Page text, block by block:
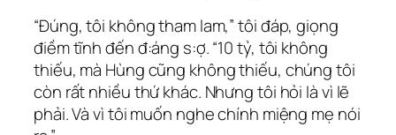
“Đúng, tôi không tham lam,” tôi đáp, giọng
điềm tĩnh đến đ:áng s:ợ. “10 tỷ, tôi không
thiếu, mà Hùng cũng không thiếu, chúng tôi
còn rất nhiều thứ khác. Nhưng tôi hỏi là vì lẽ
phải. Và vì tôi muốn nghe chính miệng mẹ nói